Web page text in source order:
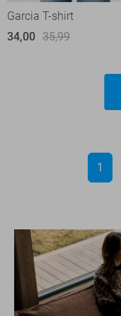
Garcia T-shirt
34,00 35,99
1